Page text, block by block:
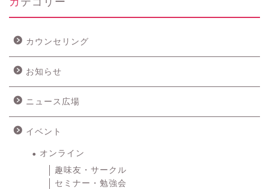
カウンセリング
お知らせ
ニュース広場
イベント
オンライン
趣味友・サークル
セミナー・勉強会